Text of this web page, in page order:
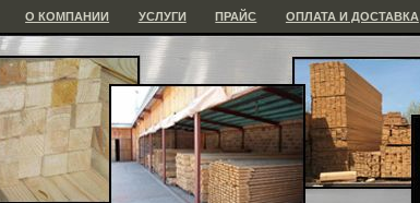
О КОМПАНИИ УСЛУГИ ПРАЙС ОПЛАТА И ДОСТАВКА